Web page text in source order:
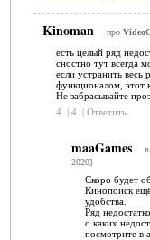
Kinoman про
есть целый ряд
сностно тут всегда
если устранить весь
функционалом, этот
Не забрасывайте
4 | 4 | Ответить
maaGames в
2020]
Скоро будет
Кинопоиск
удобства.
Ряд
о каких
посмотрите в